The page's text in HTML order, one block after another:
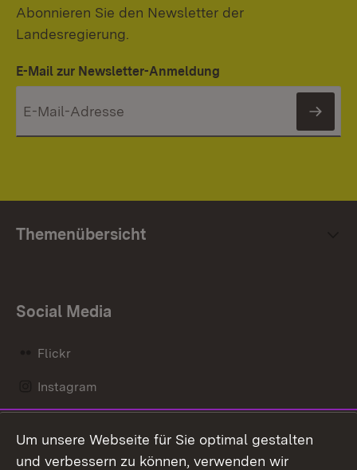
Abonnieren Sie den Newsletter der
Landesregierung.
E-Mail zur Newsletter-Anmeldung
Themenübersicht
Social Media
Flickr
Instagram
Mastodon
Um unsere Webseite für Sie optimal gestalten
und verbessern zu können, verwenden wir